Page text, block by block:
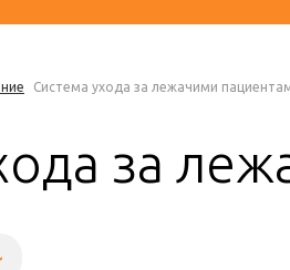
Система ухода за лежачими
за